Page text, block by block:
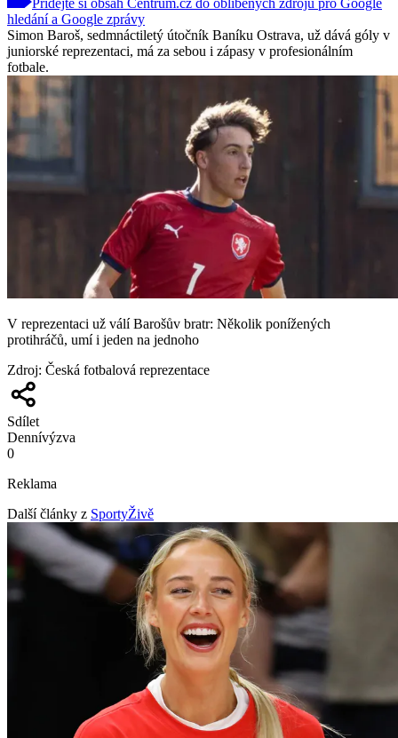
hledání a Google zprávy
Simon Baroš, sedmnáctiletý útočník Baníku Ostrava, už dává góly v
juniorské reprezentaci, má za sebou i zápasy v profesionálním
fotbale.
V reprezentaci už válí Barošův bratr: Několik ponížených
protihráčů, umí i jeden na jednoho
Zdroj: Česká fotbalová reprezentace
Sdílet
Dennívýzva
0
Reklama
Další články z SportyŽivě